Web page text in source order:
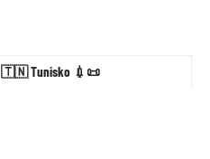
🇹🇳 Tunisko 💉📜